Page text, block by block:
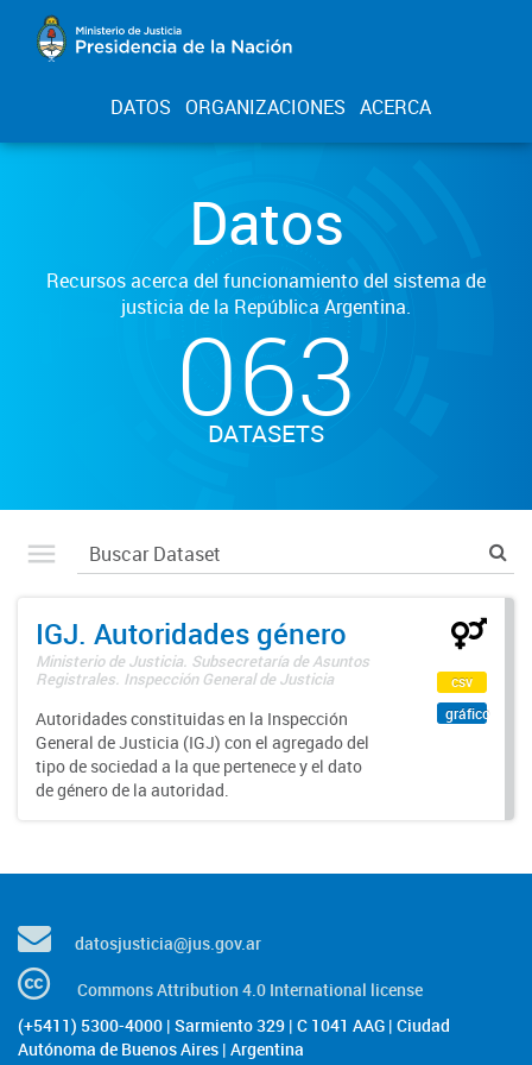
DATOS ORGANIZACIONES ACERCA
Datos
Recursos acerca del funcionamiento del sistema de
justicia de la República Argentina.
063
DATASETS
IGJ. Autoridades género
Ministerio de Justicia. Subsecretaría de Asuntos
Registrales. Inspección General de Justicia
Autoridades constituidas en la Inspección
General de Justicia (IGJ) con el agregado del
tipo de sociedad a la que pertenece y el dato
de género de la autoridad.
csv
gráfico
datosjusticia@jus.gov.ar
Commons Attribution 4.0 International license
(+5411) 5300-4000 | Sarmiento 329 | C 1041 AAG | Ciudad
Autónoma de Buenos Aires | Argentina